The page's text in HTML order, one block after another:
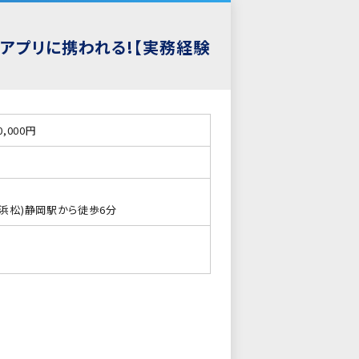
リに携われる!【実務経験
円
松)静岡駅から徒歩6分